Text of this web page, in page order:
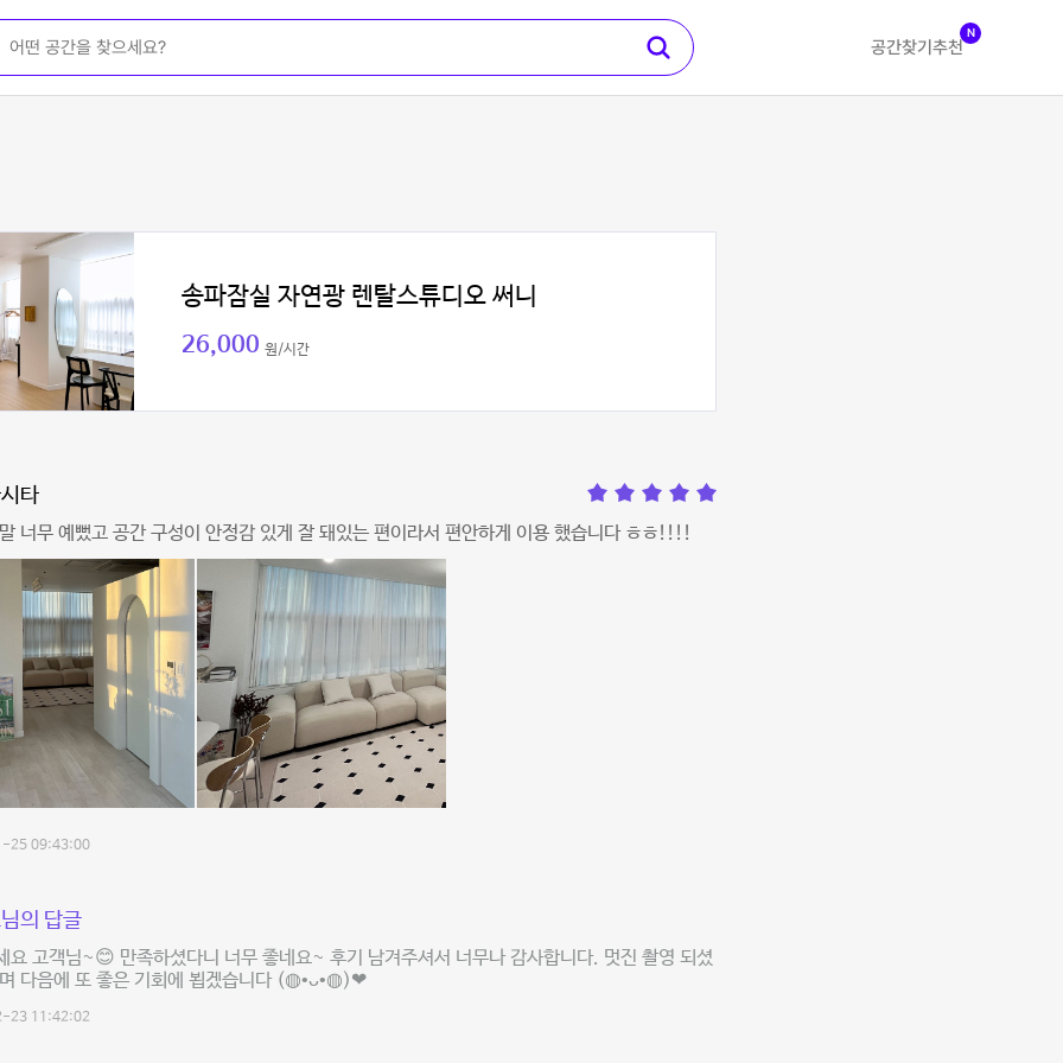
공간찾기 추천
N
송파잠실 자연광 렌탈스튜디오 써니
26,000 원/시간
타
너무 예뻤고 공간 구성이 안정감 있게 잘 돼있는 편이라서 편안하게 이용 했습니다 ㅎㅎ!!!!
25 09:43:00
의 답글
요 고객님~😊 만족하셨다니 너무 좋네요~ 후기 남겨주셔서 너무나 감사합니다. 멋진 촬영 되셨
다음에 또 좋은 기회에 뵙겠습니다 (◍•ᴗ•◍)❤
23 11:42:02